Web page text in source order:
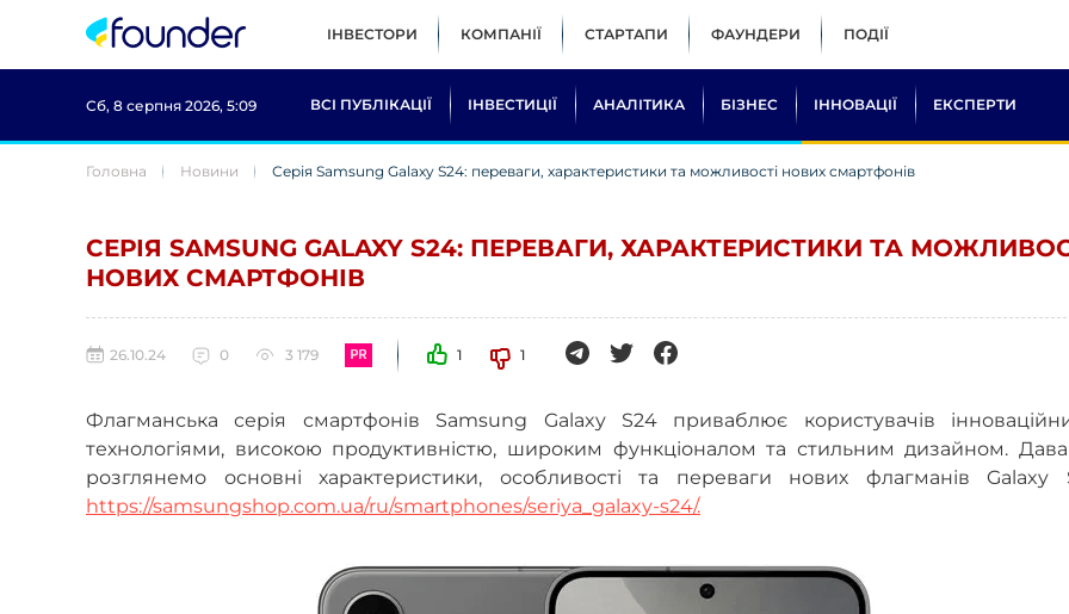
ІНВЕСТОРИ КОМПАНІЇ СТАРТАПИ ФАУНДЕРИ ПОДІЇ
Сб, 8 серпня 2026, 5:09 ВСІ ПУБЛІКАЦІЇ ІНВЕСТИЦІЇ АНАЛІТИКА БІЗНЕС ІННОВАЦІЇ ЕКСПЕРТИ
Головна Новини Серія Samsung Galaxy S24: переваги, характеристики та можливості нових смартфонів
СЕРІЯ SAMSUNG GALAXY S24: ПЕРЕВАГИ, ХАРАКТЕРИСТИКИ ТА
НОВИХ СМАРТФОНІВ
26.10.24 0 3 179 1 1
Флагманська серія смартфонів Samsung Galaxy S24 приваблює користувачів
технологіями, високою продуктивністю, широким функціоналом та стильним дизайном.
розглянемо основні характеристики, особливості та переваги нових флагманів Galaxy
https://samsungshop.com.ua/ru/smartphones/seriya_galaxy-s24/.